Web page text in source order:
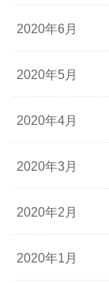
2020年6月
2020年5月
2020年4月
2020年3月
2020年2月
2020年1月